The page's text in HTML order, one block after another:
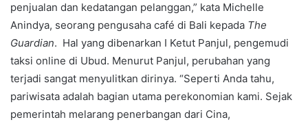
penjualan dan kedatangan pelanggan,” kata Michelle
Anindya, seorang pengusaha café di Bali kepada The
Guardian. Hal yang dibenarkan I Ketut Panjul, pengemudi
taksi online di Ubud. Menurut Panjul, perubahan yang
terjadi sangat menyulitkan dirinya. “Seperti Anda tahu,
pariwisata adalah bagian utama perekonomian kami. Sejak
pemerintah melarang penerbangan dari Cina,